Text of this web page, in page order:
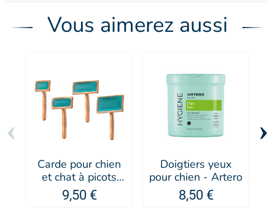
Vous aimerez aussi
Carde pour chien
et chat à picots
supersoft Kebek -
Artero
9,50 €
Doigtiers yeux
pour chien - Artero
8,50 €
‹ ›